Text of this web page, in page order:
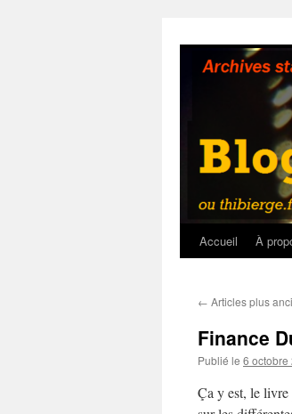
contenu
Accueil À
← Articles plus
Finance
Publié le 6 octobre
Ça y est, le